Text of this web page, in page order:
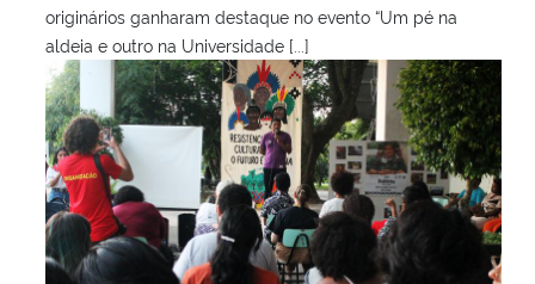
Ministério de Minas e Energia
Ministério da Ciência, Tecnologia, Inovações e Comunicações
Ministério do Meio Ambiente
Ministério do Turismo
Ministério do Desenvolvimento Regional
originários ganharam destaque no evento “Um pé na
aldeia e outro na Universidade [...]